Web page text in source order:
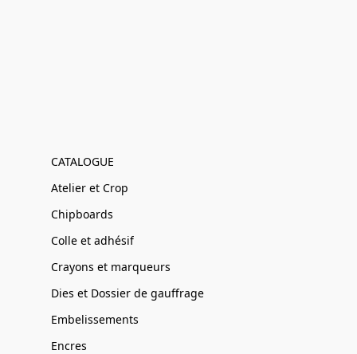
CATALOGUE
Atelier et Crop
Chipboards
Colle et adhésif
Crayons et marqueurs
Dies et Dossier de gauffrage
Embelissements
Encres